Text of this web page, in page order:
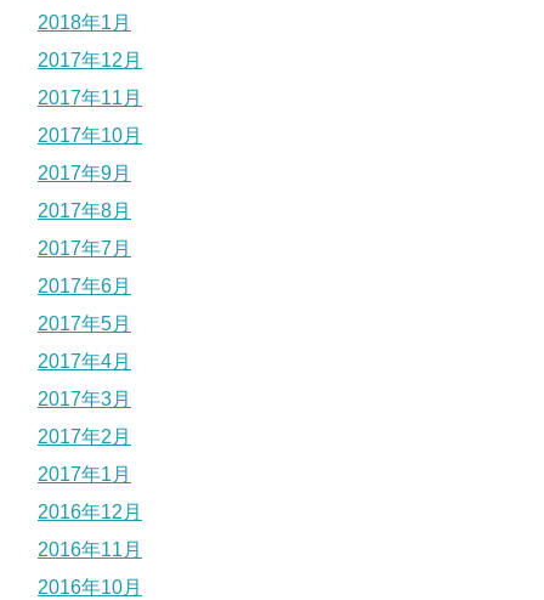
2018年1月
2017年12月
2017年11月
2017年10月
2017年9月
2017年8月
2017年7月
2017年6月
2017年5月
2017年4月
2017年3月
2017年2月
2017年1月
2016年12月
2016年11月
2016年10月